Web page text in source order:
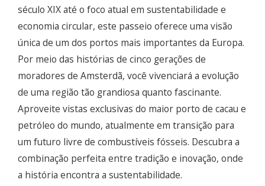
século XIX até o foco atual em sustentabilidade e
economia circular, este passeio oferece uma visão
única de um dos portos mais importantes da Europa.
Por meio das histórias de cinco gerações de
moradores de Amsterdã, você vivenciará a evolução
de uma região tão grandiosa quanto fascinante.
Aproveite vistas exclusivas do maior porto de cacau e
petróleo do mundo, atualmente em transição para
um futuro livre de combustíveis fósseis. Descubra a
combinação perfeita entre tradição e inovação, onde
a história encontra a sustentabilidade.